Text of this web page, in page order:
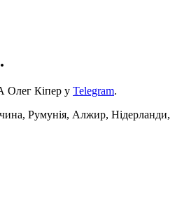
Олег Кіпер у Telegram.
Румунія, Алжир, Нідерланди,